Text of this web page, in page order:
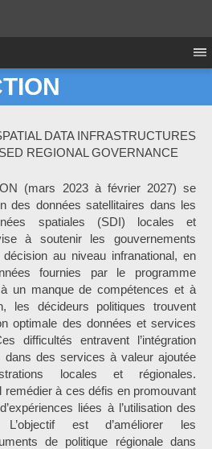
DATA INFRASTRUCTURES
REGIONAL GOVERNANCE
(mars 2023 à février 2027) se
des données satellitaires dans les
spatiales (SDI) locales et
à soutenir les gouvernements
au niveau infranational, en
fournies par le programme
un manque de compétences et à
les décideurs politiques trouvent
optimale des données et services
difficultés entravent l’intégration
des services à valeur ajoutée
locales et régionales.
remédier à ces défis en promouvant
liées à l’utilisation des
L’objectif est d’améliorer les
de politique régionale dans